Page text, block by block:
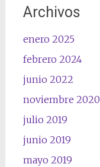
Archivos
enero 2025
febrero 2024
junio 2022
noviembre 2020
julio 2019
junio 2019
mayo 2019